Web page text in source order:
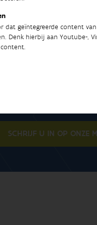
dat geïntegreerde content
Denk hierbij aan Youtube-,
recente
SCHRIJF U IN OP ONZE